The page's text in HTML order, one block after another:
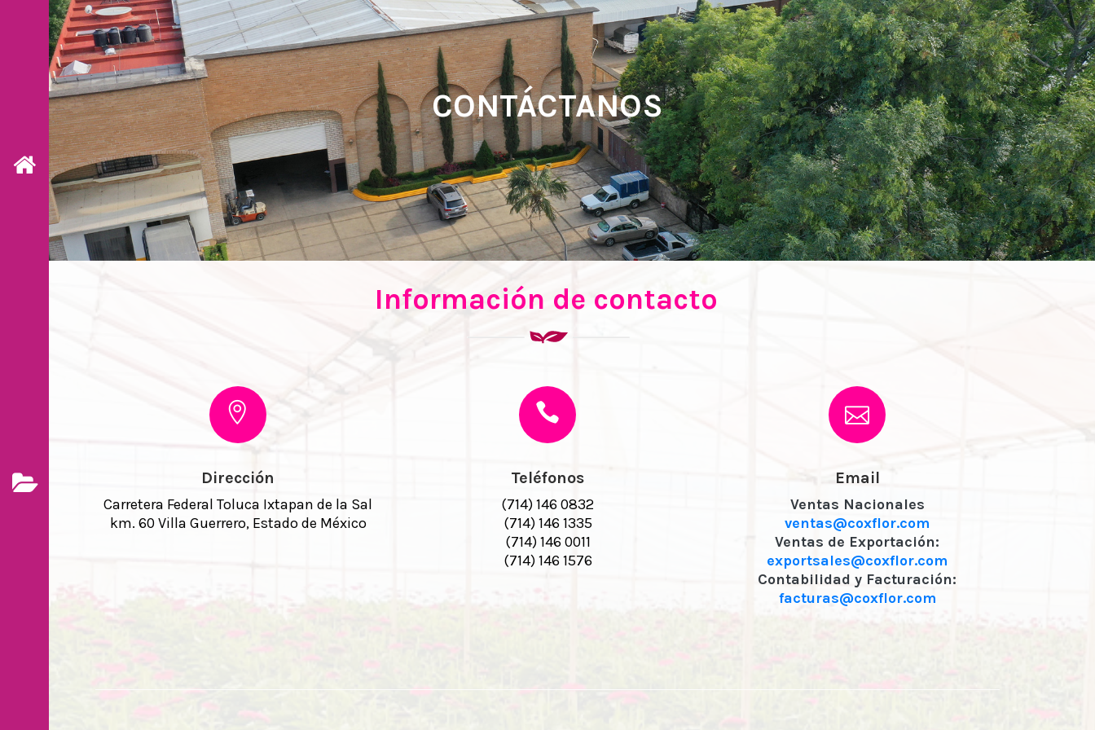
CONTÁCTANOS
Información de contacto
Dirección
Carretera Federal Toluca Ixtapan de la Sal
km. 60 Villa Guerrero, Estado de México
Teléfonos
(714) 146 0832
(714) 146 1335
(714) 146 0011
(714) 146 1576
Email
Ventas Nacionales
ventas@coxflor.com
Ventas de Exportación:
exportsales@coxflor.com
Contabilidad y Facturación:
facturas@coxflor.com